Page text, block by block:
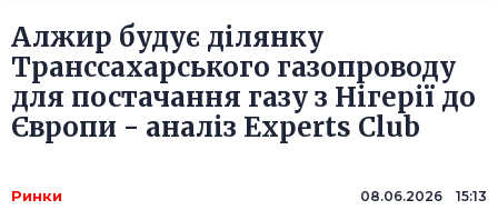
Алжир будує ділянку
Транссахарського газопроводу
для постачання газу з Нігерії до
Європи - аналіз Experts Club
Ринки 08.06.2026 15:13